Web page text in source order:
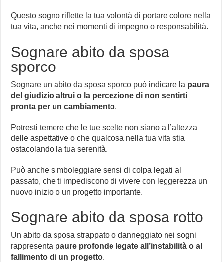
Questo sogno riflette la tua volontà di portare colore nella
tua vita, anche nei momenti di impegno o responsabilità.
Sognare abito da sposa
sporco
Sognare un abito da sposa sporco può indicare la paura
del giudizio altrui o la percezione di non sentirti
pronta per un cambiamento.
Potresti temere che le tue scelte non siano all’altezza
delle aspettative o che qualcosa nella tua vita stia
ostacolando la tua serenità.
Può anche simboleggiare sensi di colpa legati al
passato, che ti impediscono di vivere con leggerezza un
nuovo inizio o un progetto importante.
Sognare abito da sposa rotto
Un abito da sposa strappato o danneggiato nei sogni
rappresenta paure profonde legate all’instabilità o al
fallimento di un progetto.